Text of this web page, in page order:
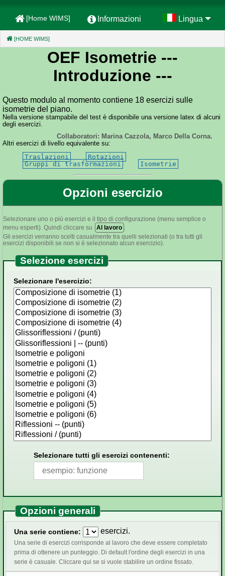
[Home WIMS] Informazioni Lingua
[HOME WIMS]
OEF Isometrie ---
Introduzione ---
Questo modulo al momento contiene 18 esercizi sulle
isometrie del piano.
Nella versione stampabile del test è disponibile una versione latex di alcuni
degli esercizi.
Collaboratori: Marina Cazzola, Marco Della Corna.
Altri esercizi di livello equivalente su:
Traslazioni
Rotazioni
Gruppi di trasformazioni
Isometrie
Opzioni esercizio
Selezionare uno o più esercizi e il tipo di configurazione (menu semplice o
menu esperti). Quindi cliccare su
Al lavoro
Gli esercizi verranno scelti casualmente tra quelli selezionati (o tra tutti gli
esercizi disponibili se non si è selezionato alcun esercizio).
Selezione esercizi
Selezionare l'esercizio:
Selezionare tutti gli esercizi contenenti:
Opzioni generali
Una serie contiene: esercizi.
Una serie di esercizi corrisponde al lavoro che deve essere completato
prima di ottenere un punteggio. Di default l'ordine degli esercizi in una
serie è casuale. Cliccare qui se si vuole stabilire un ordine fissato.